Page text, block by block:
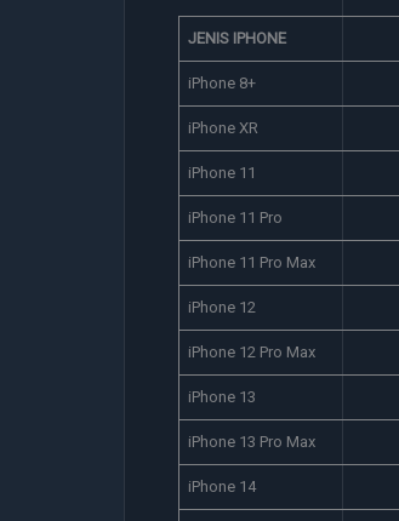
JENIS IPHONE
iPhone 8+
iPhone XR
iPhone 11
iPhone 11 Pro
iPhone 11 Pro Max
iPhone 12
iPhone 12 Pro Max
iPhone 13
iPhone 13 Pro Max
iPhone 14